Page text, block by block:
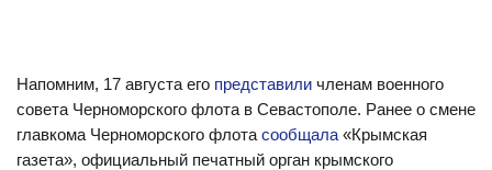
Напомним, 17 августа его представили членам военного
совета Черноморского флота в Севастополе. Ранее о смене
главкома Черноморского флота сообщала «Крымская
газета», официальный печатный орган крымского